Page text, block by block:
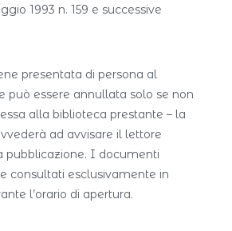
1993 n. 159 e successive
presentata di persona al
può essere annullata solo se non
alla biblioteca prestante – la
ad avvisare il lettore
pubblicazione. I documenti
consultati esclusivamente in
l’orario di apertura.